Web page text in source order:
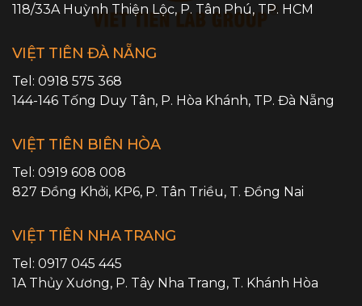
118/33A Huỳnh Thiện Lộc, P. Tân Phú, TP. HCM
VIỆT TIÊN ĐÀ NẴNG
Tel: 0918 575 368
144-146 Tống Duy Tân, P. Hòa Khánh, TP. Đà Nẵng
VIỆT TIÊN BIÊN HÒA
Tel: 0919 608 008
827 Đồng Khởi, KP6, P. Tân Triều, T. Đồng Nai
VIỆT TIÊN NHA TRANG
Tel: 0917 045 445
1A Thủy Xương, P. Tây Nha Trang, T. Khánh Hòa